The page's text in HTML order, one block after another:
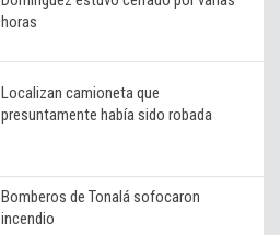
horas
Localizan camioneta que
presuntamente había sido robada
Bomberos de Tonalá sofocaron
incendio